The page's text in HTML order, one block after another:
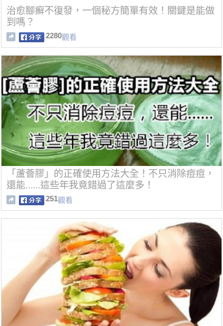
治愈腳癬不復發，一個秘方簡單有效！關鍵是能做
到嗎？
2280觀看
「蘆薈膠」的正確使用方法大全！不只消除痘痘，
還能......這些年我竟錯過了這麼多！
251觀看